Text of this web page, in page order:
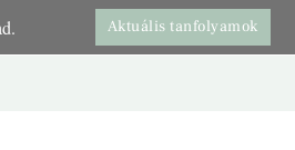
Aktuális tanfolyamok